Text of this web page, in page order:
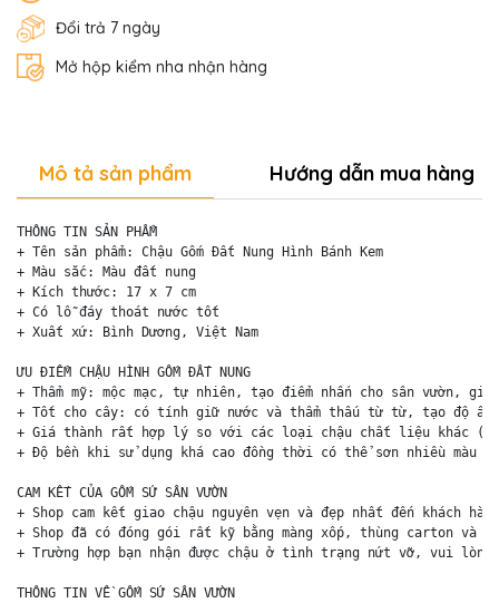
Đổi trả 7 ngày
Mở hộp kiểm nha nhận hàng
Mô tả sản phẩm Hướng dẫn mua hàng
THÔNG TIN SẢN PHẨM
+ Tên sản phẩm: Chậu Gốm Đất Nung Hình Bánh Kem
+ Màu sắc: Màu đất nung
+ Kích thước: 17 x 7 cm
+ Có lỗ đáy thoát nước tốt
+ Xuất xứ: Bình Dương, Việt Nam
ƯU ĐIỂM CHẬU HÌNH GỐM ĐẤT NUNG
+ Thẩm mỹ: mộc mạc, tự nhiên, tạo điểm nhấn cho sân vườn,
+ Tốt cho cây: có tính giữ nước và thẩm thấu từ từ, tạo độ ẩm
+ Giá thành rất hợp lý so với các loại chậu chất liệu khác
+ Độ bền khi sử dụng khá cao đồng thời có thể sơn nhiều màu
CAM KẾT CỦA GỐM SỨ SÂN VƯỜN
+ Shop cam kết giao chậu nguyên vẹn và đẹp nhất đến khách hàng
+ Shop đã có đóng gói rất kỹ bằng màng xốp, thùng carton và
+ Trường hợp bạn nhận được chậu ở tình trạng nứt vỡ, vui lòng
THÔNG TIN VỀ GỐM SỨ SÂN VƯỜN